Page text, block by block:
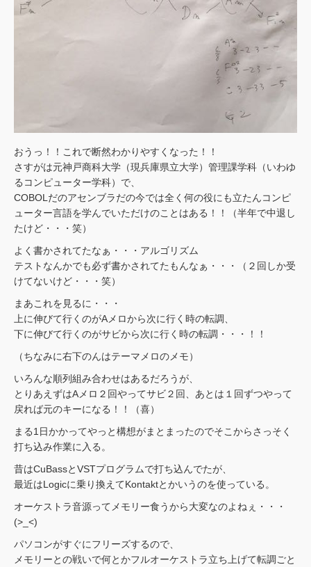
おうっ！！これで断然わかりやすくなった！！
さすがは元神戸商科大学（現兵庫県立大学）管理課学科（いわゆ
るコンピューター学科）で、
COBOLだのアセンブラだの今では全く何の役にも立たんコンピ
ューター言語を学んでいただけのことはある！！（半年で中退し
たけど・・・笑）
よく書かされてたなぁ・・・アルゴリズム
テストなんかでも必ず書かされてたもんなぁ・・・（２回しか受
けてないけど・・・笑）
まあこれを見るに・・・
上に伸びて行くのがAメロから次に行く時の転調、
下に伸びて行くのがサビから次に行く時の転調・・・！！
（ちなみに右下のんはテーマメロのメモ）
いろんな順列組み合わせはあるだろうが、
とりあえずはAメロ２回やってサビ２回、あとは１回ずつやって
戻れば元のキーになる！！（喜）
まる1日かかってやっと構想がまとまったのでそこからさっそく
打ち込み作業に入る。
昔はCuBassとVSTプログラムで打ち込んでたが、
最近はLogicに乗り換えてKontaktとかいうのを使っている。
オーケストラ音源ってメモリー食うから大変なのよねぇ・・・
(>_<)
パソコンがすぐにフリーズするので、
メモリーとの戦いで何とかフルオーケストラ立ち上げて転調ごと